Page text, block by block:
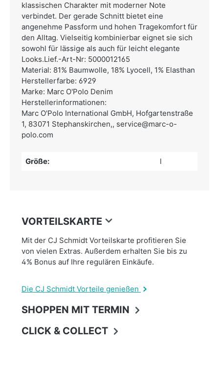
klassischen Charakter mit moderner Note
verbindet. Der gerade Schnitt bietet eine
angenehme Passform und hohen Tragekomfort für
den Alltag. Vielseitig kombinierbar eignet sie sich
sowohl für lässige als auch für leicht elegante
Looks.Lief.-Art-Nr: 5000012165
Material: 81% Baumwolle, 18% Lyocell, 1% Elasthan
Herstellerfarbe: 6929
Marke: Marc O'Polo Denim
Herstellerinformationen:
Marc O'Polo International GmbH, Hofgartenstraße
1, 83071 Stephanskirchen,, service@marc-o-
polo.com
Größe: l
VORTEILSKARTE
Mit der CJ Schmidt Vorteilskarte profitieren Sie
von vielen Extras. Außerdem erhalten Sie bis zu
4% Bonus auf Ihre regulären Einkäufe.
Die CJ Schmidt Vorteile genießen
SHOPPEN MIT TERMIN
CLICK & COLLECT